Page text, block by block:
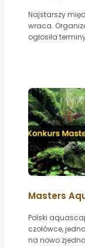
Najstarszy
wraca.
ogłosiła
Masters
Polski
czołówce,
na nowo